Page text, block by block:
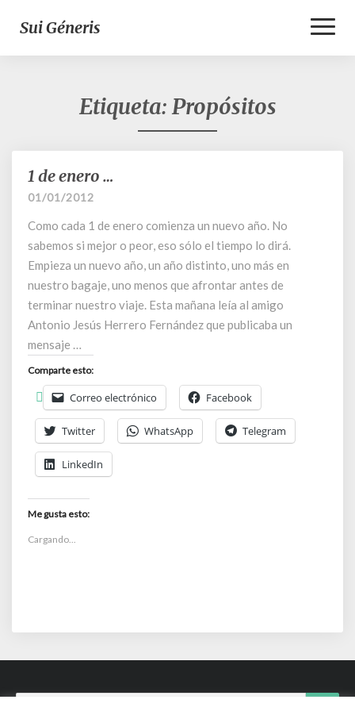
Sui Géneris
Etiqueta: Propósitos
1
de
…
1 de enero …
01/01/2012
Como cada 1 de enero comienza un nuevo año. No
sabemos si mejor o peor, eso sólo el tiempo lo dirá.
Empieza un nuevo año, un año distinto, uno más en
nuestro bagaje, uno menos que afrontar antes de
terminar nuestro viaje. Esta mañana leía al amigo
Antonio Jesús Herrero Fernández que publicaba un
mensaje …
Comparte esto:
Correo electrónico Facebook
Twitter WhatsApp Telegram
LinkedIn
Me gusta esto:
Cargando...
Search